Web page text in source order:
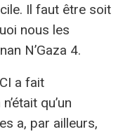
Il faut être soit
nous les
N’Gaza 4.
a fait
qu’un
a, par ailleurs,